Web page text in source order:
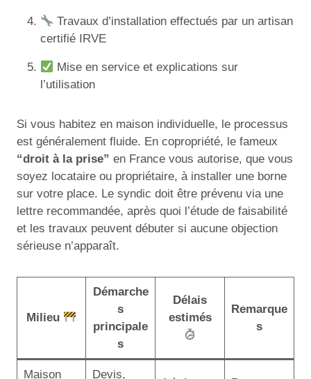
Travaux d’installation effectués par un artisan
certifié IRVE
Mise en service et explications sur
l’utilisation
Si vous habitez en maison individuelle, le processus
est généralement fluide. En copropriété, le fameux
“droit à la prise” en France vous autorise, que vous
soyez locataire ou propriétaire, à installer une borne
sur votre place. Le syndic doit être prévenu via une
lettre recommandée, après quoi l’étude de faisabilité
et les travaux peuvent débuter si aucune objection
sérieuse n’apparaît.
Milieu
Démarche
s
principale
s
Délais
estimés
Remarque
s
Maison Devis,